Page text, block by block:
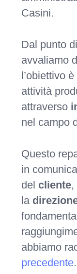
Casini.
Dal punto
avvaliamo
l’obiettivo
attività
attraverso
nel campo
Questo
in
del cliente,
la
abbiamo
precedente.